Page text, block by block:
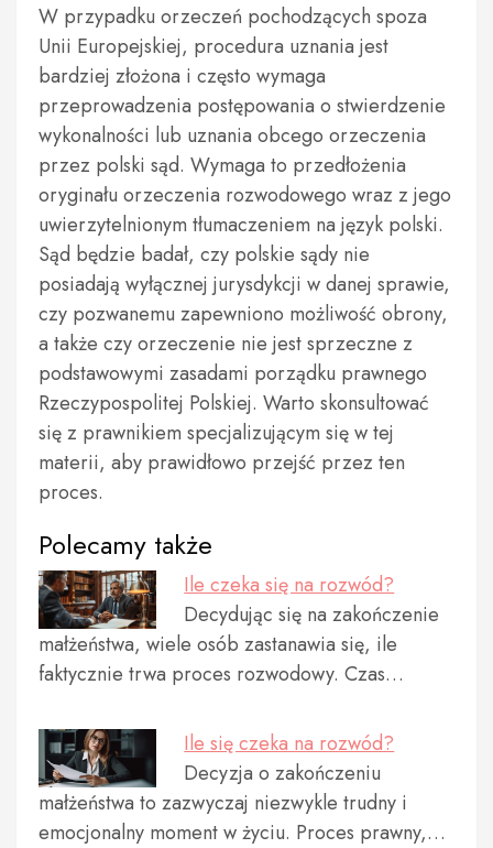
W przypadku orzeczeń pochodzących spoza
Unii Europejskiej, procedura uznania jest
bardziej złożona i często wymaga
przeprowadzenia postępowania o stwierdzenie
wykonalności lub uznania obcego orzeczenia
przez polski sąd. Wymaga to przedłożenia
oryginału orzeczenia rozwodowego wraz z jego
uwierzytelnionym tłumaczeniem na język polski.
Sąd będzie badał, czy polskie sądy nie
posiadają wyłącznej jurysdykcji w danej sprawie,
czy pozwanemu zapewniono możliwość obrony,
a także czy orzeczenie nie jest sprzeczne z
podstawowymi zasadami porządku prawnego
Rzeczypospolitej Polskiej. Warto skonsultować
się z prawnikiem specjalizującym się w tej
materii, aby prawidłowo przejść przez ten
proces.
Polecamy także
Ile czeka się na rozwód?
Decydując się na zakończenie
małżeństwa, wiele osób zastanawia się, ile
faktycznie trwa proces rozwodowy. Czas…
Ile się czeka na rozwód?
Decyzja o zakończeniu
małżeństwa to zazwyczaj niezwykle trudny i
emocjonalny moment w życiu. Proces prawny,…